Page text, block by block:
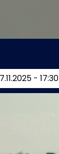
- 17:30